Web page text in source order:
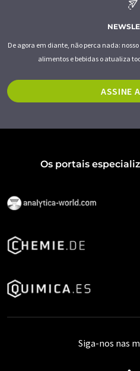
De agora em diante, não perca nada:
alimentos e bebidas o atualiza
ASSINE
Os portais
Siga-nos nas